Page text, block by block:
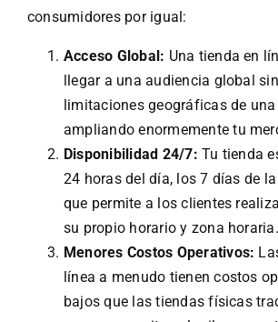
consumidores por igual:
Acceso Global: Una tienda en
llegar a una audiencia global
limitaciones geográficas de
ampliando enormemente tu
Disponibilidad 24/7: Tu tienda
24 horas del día, los 7 días de
que permite a los clientes
su propio horario y zona horaria.
Menores Costos Operativos:
línea a menudo tienen costos
bajos que las tiendas físicas